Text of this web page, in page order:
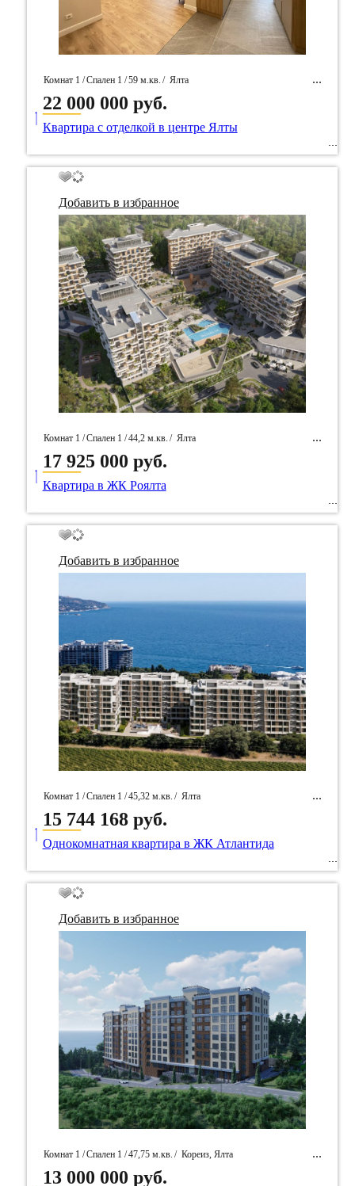
Комнат 1 /Спален 1 /59 м.кв. / Ялта
/ Идентификатор собственность 95141
22 000 000 руб.
____
Квартира с отделкой в центре Ялты
Добавить в избранное
Комнат 1 /Спален 1 /44,2 м.кв. / Ялта
/ Идентификатор собственность 95132
17 925 000 руб.
____
Квартира в ЖК Роялта
Добавить в избранное
Комнат 1 /Спален 1 /45,32 м.кв. / Ялта
/ Идентификатор собственность 95097
15 744 168 руб.
____
Однокомнатная квартира в ЖК Атлантида
Добавить в избранное
Комнат 1 /Спален 1 /47,75 м.кв. / Кореиз, Ялта
/ Идентификатор собственность 94898
13 000 000 руб.
____